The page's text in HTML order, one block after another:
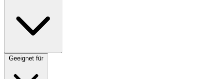
Geeignet für